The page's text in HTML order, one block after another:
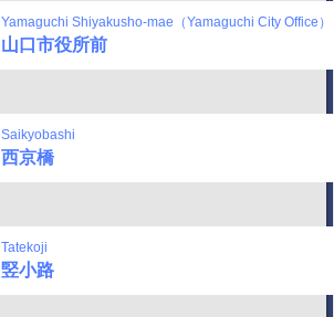
Yamaguchi Shiyakusho-mae（Yamaguchi City Office）
山口市役所前
Saikyobashi
西京橋
Tatekoji
竪小路